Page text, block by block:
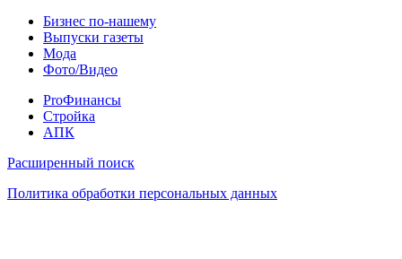
Разное
Бизнес по-нашему
Выпуски газеты
Мода
Фото/Видео
Pro
ProФинансы
Стройка
АПК
Информация
Расширенный поиск
Политика обработки персональных данных